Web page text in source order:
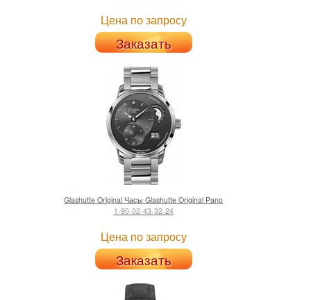
Цена по запросу
Заказать
Glashutte Original Часы Glashutte Original Pano
1-90-02-43-32-24
Цена по запросу
Заказать